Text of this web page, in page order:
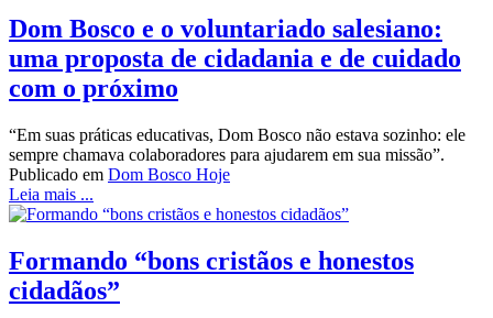
Dom Bosco e o voluntariado salesiano:
uma proposta de cidadania e de cuidado
com o próximo
“Em suas práticas educativas, Dom Bosco não estava sozinho: ele
sempre chamava colaboradores para ajudarem em sua missão”.
Publicado em Dom Bosco Hoje
Leia mais ...
Formando “bons cristãos e honestos
cidadãos”